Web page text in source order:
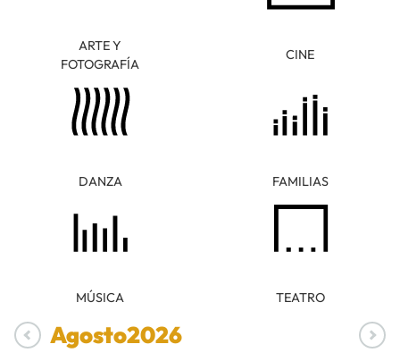
ARTE Y
FOTOGRAFÍA
CINE
DANZA FAMILIAS
MÚSICA TEATRO
Agosto2026